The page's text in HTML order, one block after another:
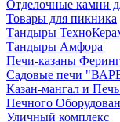
Отделочные камни
Товары для пикника
Тандыры
Тандыры Амфора
Печи-казаны
Садовые печи
Казан-мангал и
Печного
Уличный комплекс